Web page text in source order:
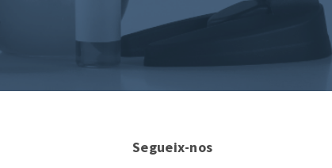
Segueix-nos